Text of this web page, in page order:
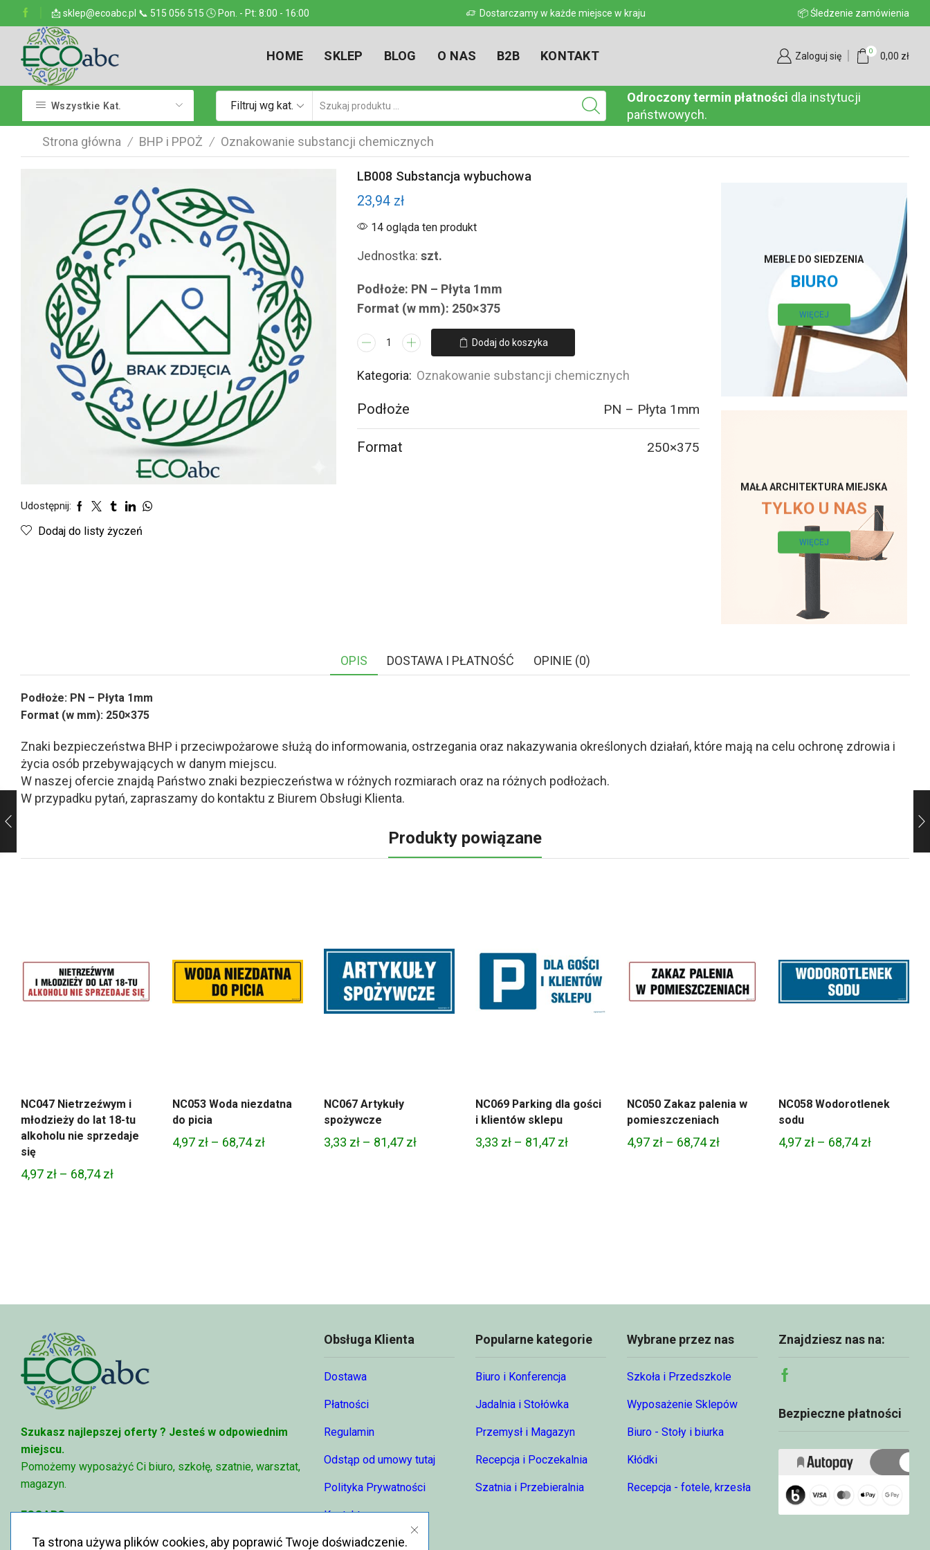
📩 sklep@ecoabc.pl 📞 515 056 515 🕓 Pon. - Pt: 8:00 - 16:00
w kraju Dostarczamy w każde miejsce w kraju Dostarczamy w każde miejsce w kraju 📦 Śledzenie zamówienia
HOME SKLEP BLOG O NAS B2B KONTAKT Zaloguj się 0 0,00 zł
Wszystkie Kat. Filtruj wg kat.
wyszukiwania
Odroczony termin płatności dla instytucji
państwowych.
Strona główna / BHP i PPOŻ / Oznakowanie substancji chemicznych
Udostępnij:
Dodaj do listy życzeń
LB008 Substancja wybuchowa
23,94 zł
14 ogląda ten produkt
Jednostka:szt.
Podłoże: PN – Płyta 1mm
Format (w mm): 250×375
ilość
Substancja
Dodaj do koszyka
Kategoria: Oznakowanie substancji chemicznych
Podłoże PN – Płyta 1mm
Format 250×375
MEBLE DO SIEDZENIA
BIURO
WIĘCEJ
MAŁA ARCHITEKTURA MIEJSKA
TYLKO U NAS
WIĘCEJ
OPIS DOSTAWA I PŁATNOŚĆ OPINIE (0)
Podłoże: PN – Płyta 1mm
Format (w mm): 250×375
Znaki bezpieczeństwa BHP i przeciwpożarowe służą do informowania, ostrzegania oraz nakazywania określonych działań, które mają na celu ochronę zdrowia i
życia osób przebywających w danym miejscu.
W naszej ofercie znajdą Państwo znaki bezpieczeństwa w różnych rozmiarach oraz na różnych podłożach.
W przypadku pytań, zapraszamy do kontaktu z Biurem Obsługi Klienta.
Produkty powiązane
NC047 Nietrzeźwym i
młodzieży do lat 18-tu
alkoholu nie sprzedaje
się
4,97 zł – 68,74złZakres
NC053 Woda niezdatna
do picia
4,97 zł – 68,74złZakres
NC067 Artykuły
spożywcze
3,33 zł – 81,47 złZakres
NC069 Parking dla gości
i klientów sklepu
3,33 zł – 81,47 złZakres
NC050 Zakaz palenia w
pomieszczeniach
4,97 zł – 68,74złZakres
NC058 Wodorotlenek
sodu
4,97 zł – 68,74złZakres
Szukasz najlepszej oferty ? Jesteś w odpowiednim
miejscu.
Pomożemy wyposażyć Ci biuro, szkołę, szatnie, warsztat,
magazyn.
ECOABC
Obsługa Klienta
Dostawa
Płatności
Regulamin
Odstąp od umowy tutaj
Polityka Prywatności
Kontakt
O nas
Popularne kategorie
Biuro i Konferencja
Jadalnia i Stołówka
Przemysł i Magazyn
Recepcja i Poczekalnia
Szatnia i Przebieralnia
Wybrane przez nas
Szkoła i Przedszkole
Wyposażenie Sklepów
Biuro - Stoły i biurka
Kłódki
Recepcja - fotele, krzesła
Znajdziesz nas na:
Facebook
Bezpieczne płatności
Ta strona używa plików cookies, aby poprawić Twoje doświadczenie.